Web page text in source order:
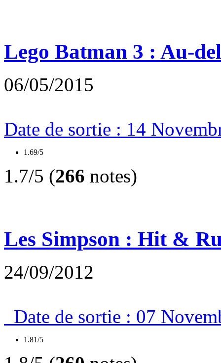
Lego Batman 3 : Au-
06/05/2015
Date de sortie : 14
1.69/5
1.7/5 (266 notes)
Les Simpson : Hit &
24/09/2012
Date de sortie : 07
1.81/5